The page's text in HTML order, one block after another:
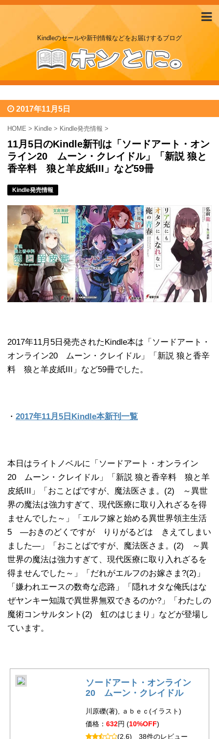
Kindleのセールや新刊情報などをお届けするブログ
2017年11月5日
HOME > Kindle > Kindle発売情報 >
11月5日のKindle新刊は「ソードアート・オン
ライン20 ムーン・クレイドル」「新説 狼と
香辛料 狼と羊皮紙III」など59冊
Kindle発売情報
2017年11月5日発売されたKindle本は「ソードアート・
オンライン20 ムーン・クレイドル」「新説 狼と香辛
料 狼と羊皮紙III」など59冊でした。
・ 2017年11月5日Kindle本新刊一覧
本日はライトノベルに「ソードアート・オンライン
20 ムーン・クレイドル」「新説 狼と香辛料 狼と羊
皮紙III」「おことばですが、魔法医さま。(2) ～異世
界の魔法は強力すぎて、現代医療に取り入れざるを得
ませんでした～」「エルフ嫁と始める異世界領主生活
5 ―おきのどくですが りりがるどは きえてしまい
ました―」「おことばですが、魔法医さま。(2) ～異
世界の魔法は強力すぎて、現代医療に取り入れざるを
得ませんでした～」「だれがエルフのお嫁さま?(2)」
「嫌われエースの数奇な恋路」「隠れオタな俺氏はな
ぜヤンキー知識で異世界無双できるのか?」「わたしの
魔術コンサルタント(2) 虹のはじまり」などが登場し
ています。
ソードアート・オンライン
20 ムーン・クレイドル
川原礫(著), ａｂｅｃ(イラスト)
価格： 632円 (10%OFF)
(2.6) 38件のレビュー